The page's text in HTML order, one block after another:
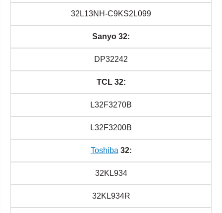
32L13NH-C9KS2L099
Sanyo 32:
DP32242
TCL 32:
L32F3270B
L32F3200B
Toshiba 32:
32KL934
32KL934R